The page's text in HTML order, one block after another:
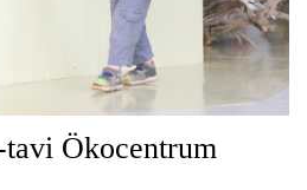
Ökocentrum